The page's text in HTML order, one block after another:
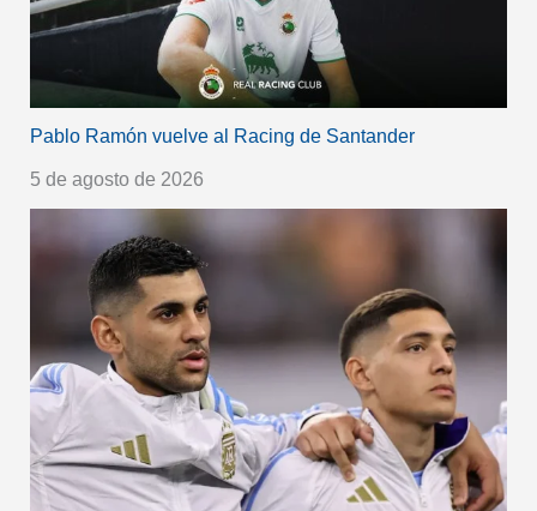
Pablo Ramón vuelve al Racing de Santander
5 de agosto de 2026